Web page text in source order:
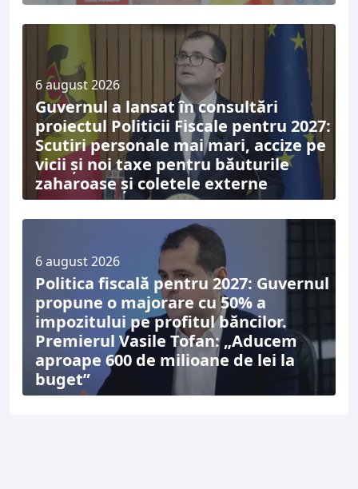
6 august 2026
Guvernul a lansat în consultări
proiectul Politicii Fiscale pentru 2027:
Scutiri personale mai mari, accize pe
vicii și noi taxe pentru băuturile
zaharoase și coletele externe
6 august 2026
Politica fiscală pentru 2027: Guvernul
propune o majorare cu 50% a
impozitului pe profitul băncilor.
Premierul Vasile Tofan: „Aducem
aproape 600 de milioane de lei la
buget”